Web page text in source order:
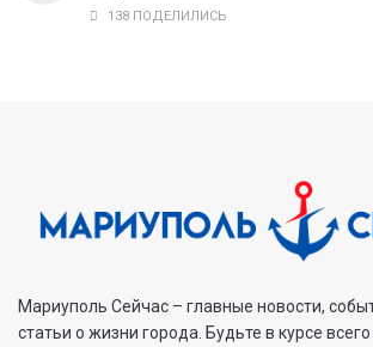
138 ПОДЕЛИЛИСЬ
Мариуполь Сейчас – главные новости,
статьи о жизни города. Будьте в курсе